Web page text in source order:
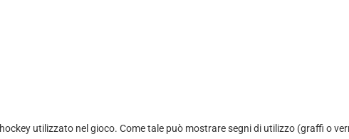
utilizzato nel gioco. Come tale può mostrare segni di utilizzo (graffi o